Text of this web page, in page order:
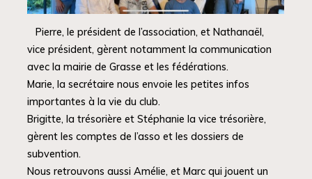
Pierre, le président de l’association, et Nathanaël,
vice président, gèrent notamment la communication
avec la mairie de Grasse et les fédérations.
Marie, la secrétaire nous envoie les petites infos
importantes à la vie du club.
Brigitte, la trésorière et Stéphanie la vice trésorière,
gèrent les comptes de l’asso et les dossiers de
subvention.
Nous retrouvons aussi Amélie, et Marc qui jouent un